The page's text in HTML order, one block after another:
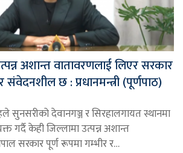
अशान्त वातावरणलाई लिएर सरकार
संवेदनशील छ : प्रधानमन्त्री (पूर्णपाठ)
सुनसरीको देवानगञ्ज र सिरहालगायत स्थानमा
गर्दै केही जिल्लामा उत्पन्न अशान्त
सरकार पूर्ण रूपमा गम्भीर र…